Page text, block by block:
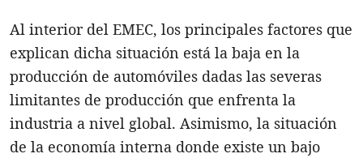
Al interior del EMEC, los principales factores que
explican dicha situación está la baja en la
producción de automóviles dadas las severas
limitantes de producción que enfrenta la
industria a nivel global. Asimismo, la situación
de la economía interna donde existe un bajo